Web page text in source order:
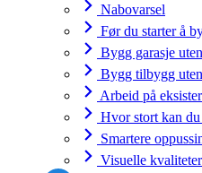
Nabovarsel
Før du starter å
Bygg garasje
Bygg tilbygg
Arbeid på
Hvor stort kan
Smartere
Visuelle